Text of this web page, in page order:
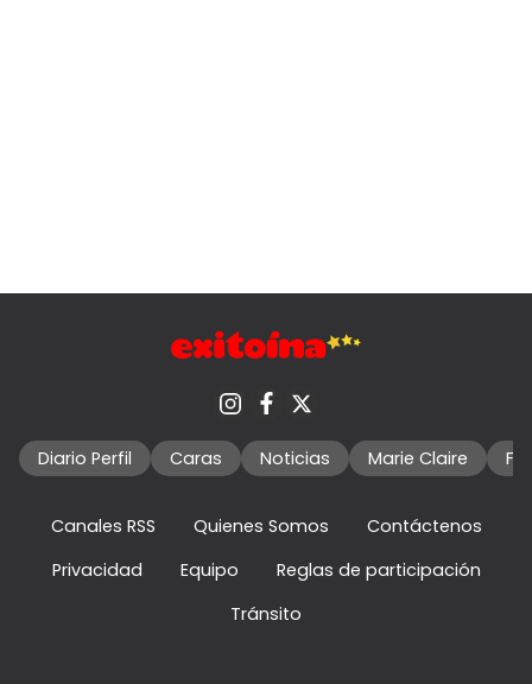
Diario Perfil Caras Noticias Marie Claire
Canales RSS Quienes Somos
Contáctenos
Privacidad
Equipo
Reglas de participación
Tránsito